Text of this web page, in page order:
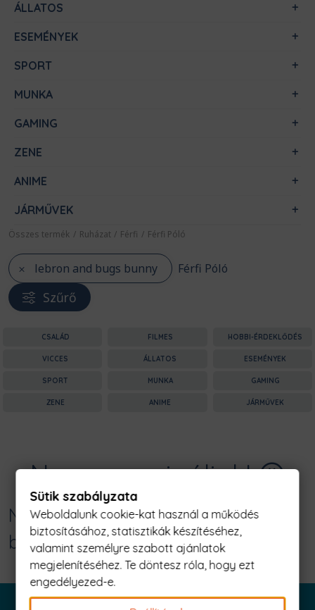
ÁLLATOS
ESEMÉNYEK
SPORT
MUNKA
GAMING
ZENE
ANIME
JÁRMŰVEK
Összes termék / Ruházat / Férfi / Férfi Póló
lebron and bugs bunny Férfi Póló
Szűrő
CSALÁD FILMES HOBBI-ÉRDEKLŐDÉS
VICCES ÁLLATOS ESEMÉNYEK
SPORT MUNKA GAMING
ZENE ANIME JÁRMŰVEK
Nagyon sajnáljuk! 😥
Nincs találat erre: "lebron and bugs
bunny Férfi Póló"
Sütik szabályzata
Weboldalunk cookie-kat használ a működés
biztosításához, statisztikák készítéséhez,
valamint személyre szabott ajánlatok
megjelenítéséhez. Te döntesz róla, hogy ezt
engedélyezed-e.